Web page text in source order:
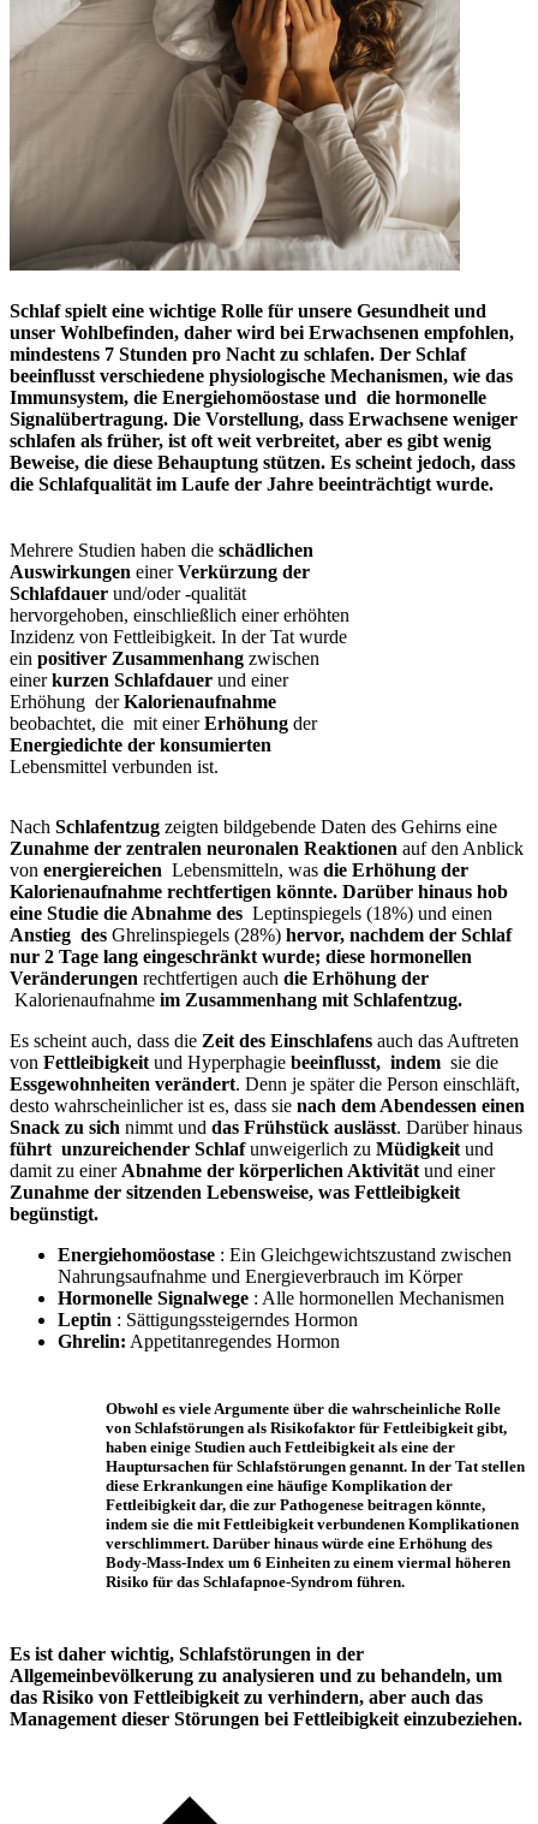
Schlaf spielt eine wichtige Rolle für unsere Gesundheit und
unser Wohlbefinden, daher wird bei Erwachsenen empfohlen,
mindestens 7 Stunden pro Nacht zu schlafen. Der Schlaf
beeinflusst verschiedene physiologische Mechanismen, wie das
Immunsystem, die Energiehomöostase und die hormonelle
Signalübertragung. Die Vorstellung, dass Erwachsene weniger
schlafen als früher, ist oft weit verbreitet, aber es gibt wenig
Beweise, die diese Behauptung stützen. Es scheint jedoch, dass
die Schlafqualität im Laufe der Jahre beeinträchtigt wurde.
Mehrere Studien haben die schädlichen
Auswirkungen einerVerkürzung der
Schlafdauer und/oder -qualität
hervorgehoben, einschließlich einer erhöhten
Inzidenz von Fettleibigkeit. In der Tat wurde
ein positiver Zusammenhang zwischen
einerkurzen Schlafdauer und einer
Erhöhung derKalorienaufnahme
beobachtet, die mit einerErhöhung der
Energiedichte der konsumierten
Lebensmittel verbunden ist.
Nach Schlafentzug zeigten bildgebende Daten des Gehirns eine
Zunahme der zentralen neuronalen Reaktionen auf den Anblick
von energiereichen Lebensmitteln, was die Erhöhung der
Kalorienaufnahme rechtfertigen könnte. Darüber hinaus hob
eine Studie die Abnahme des Leptinspiegels (18%) und einen
Anstieg des Ghrelinspiegels (28%) hervor, nachdem der Schlaf
nur 2 Tage lang eingeschränkt wurde; diese hormonellen
Veränderungen rechtfertigen auch die Erhöhung der
Kalorienaufnahme im Zusammenhang mit Schlafentzug.
Es scheint auch, dass die Zeit des Einschlafens auch das Auftreten
von Fettleibigkeit und Hyperphagie beeinflusst, indem sie die
Essgewohnheiten verändert. Denn je später die Person einschläft,
desto wahrscheinlicher ist es, dass sie nach dem Abendessen einen
Snack zu sich nimmt und das Frühstück auslässt. Darüber hinaus
führt unzureichender Schlafunweigerlich zu Müdigkeit und
damit zu einer Abnahme der körperlichen Aktivität und einer
Zunahme der sitzenden Lebensweise, was Fettleibigkeit
begünstigt.
Energiehomöostase : Ein Gleichgewichtszustand zwischen
Nahrungsaufnahme und Energieverbrauch im Körper
Hormonelle Signalwege : Alle hormonellen Mechanismen
Leptin : Sättigungssteigerndes Hormon
Ghrelin: Appetitanregendes Hormon
Obwohl es viele Argumente über die wahrscheinliche Rolle
von Schlafstörungen als Risikofaktor für Fettleibigkeit gibt,
haben einige Studien auch Fettleibigkeit als eine der
Hauptursachen für Schlafstörungen genannt. In der Tat stellen
diese Erkrankungen eine häufige Komplikation der
Fettleibigkeit dar, die zur Pathogenese beitragen könnte,
indem sie die mit Fettleibigkeit verbundenen Komplikationen
verschlimmert. Darüber hinaus würde eine Erhöhung des
Body-Mass-Index um 6 Einheiten zu einem viermal höheren
Risiko für das Schlafapnoe-Syndrom führen.
Es ist daher wichtig, Schlafstörungen in der
Allgemeinbevölkerung zu analysieren und zu behandeln, um
das Risiko von Fettleibigkeit zu verhindern, aber auch das
Management dieser Störungen bei Fettleibigkeit einzubeziehen.